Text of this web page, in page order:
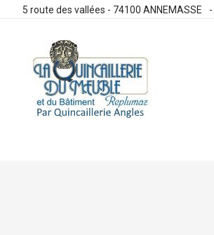
5 route des vallées - 74100 ANNEMASSE -